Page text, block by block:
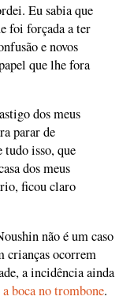
Eu sabia que
foi forçada a ter
e novos
que lhe fora
dos meus
parar de
tudo isso, que
dos meus
ficou claro
não é um caso
crianças ocorrem
a incidência ainda
boca no trombone.